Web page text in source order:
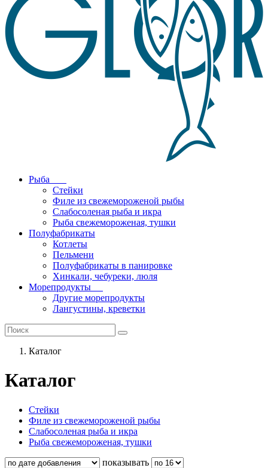
Рыба
Стейки
Филе из свежемороженой рыбы
Слабосоленая рыба и икра
Рыба свежемороженая, тушки
Полуфабрикаты
Котлеты
Пельмени
Полуфабрикаты в панировке
Хинкали, чебуреки, люля
Морепродукты
Другие морепродукты
Лангустины, креветки
Каталог
Каталог
Стейки
Филе из свежемороженой рыбы
Слабосоленая рыба и икра
Рыба свежемороженая, тушки
показывать